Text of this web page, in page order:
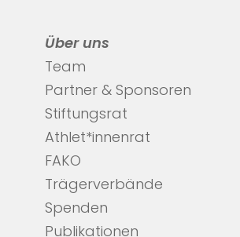
Über uns
Team
Partner & Sponsoren
Stiftungsrat
Athlet*innenrat
FAKO
Trägerverbände
Spenden
Publikationen